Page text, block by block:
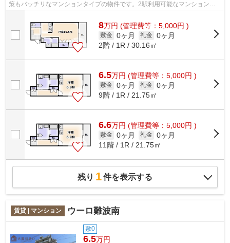
策もバッチリなマンションタイプの物件です。2駅利用可能なマンションな
8万円 (管理費等：5,000円 )
敷金 0ヶ月 礼金 0ヶ月
2階 / 1R / 30.16㎡
6.5万円 (管理費等：5,000円 )
敷金 0ヶ月 礼金 0ヶ月
9階 / 1R / 21.75㎡
6.6万円 (管理費等：5,000円 )
敷金 0ヶ月 礼金 0ヶ月
11階 / 1R / 21.75㎡
残り 1件を表示する
賃貸 | マンション ウーロ難波南
敷0
6.5万円